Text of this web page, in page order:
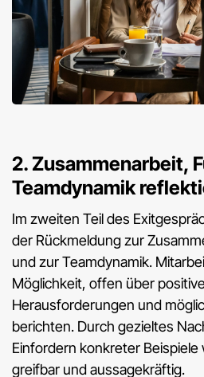
2. Zusammenarbeit,
Teamdynamik
Im zweiten Teil des
der Rückmeldung zur
und zur Teamdynamik.
Möglichkeit, offen über
Herausforderungen und
berichten. Durch gezieltes
Einfordern konkreter Beispiele
greifbar und aussagekräftig.